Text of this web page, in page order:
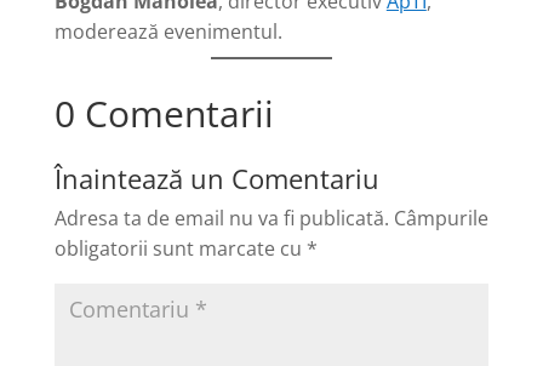
moderează evenimentul.
0 Comentarii
Înaintează un Comentariu
Adresa ta de email nu va fi publicată. Câmpurile
obligatorii sunt marcate cu *